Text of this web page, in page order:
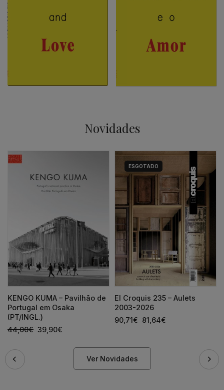
Novidades
KENGO KUMA – Pavilhão de
Portugal em Osaka
(PT/INGL.)
44,00€ 39,90€
ESGOTADO
El Croquis 235 – Aulets
2003-2026
90,71€ 81,64€
Ver Novidades